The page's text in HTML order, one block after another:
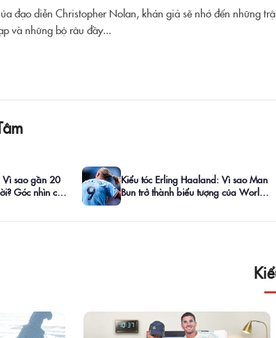
đạo diễn Christopher Nolan, khán giả sẽ nhớ đến những
và những bộ râu đầy...
Vì sao gần 20
Góc nhìn của
Kiểu tóc Erling Haaland: Vì sao Man
Bun trở thành biểu tượng của World